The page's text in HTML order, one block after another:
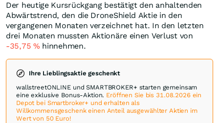
Der heutige Kursrückgang bestätigt den anhaltenden
Abwärtstrend, den die DroneShield Aktie in den
vergangenen Monaten verzeichnet hat. In den letzten
drei Monaten mussten Aktionäre einen Verlust von
-35,75 % hinnehmen.
Ihre Lieblingsaktie geschenkt
wallstreetONLINE und SMARTBROKER+ starten gemeinsam
eine exklusive Bonus-Aktion. Eröffnen Sie bis 31.08.2026 ein
Depot bei Smartbroker+ und erhalten als
Willkommensgeschenk einen Anteil ausgewählter Aktien im
Wert von 50 Euro!